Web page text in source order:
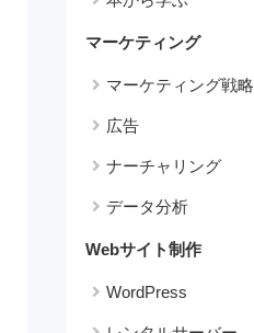
マーケティング
マーケティング戦略
広告
ナーチャリング
データ分析
Webサイト制作
WordPress